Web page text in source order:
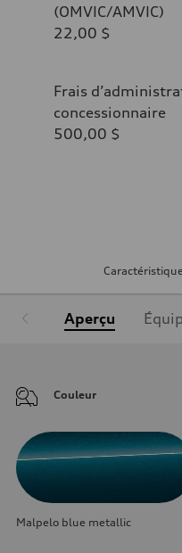
(OMVIC/AMVIC)
22,00 $
Frais
concessionnaire
500,00 $
Aperçu
Couleur
Malpelo blue metallic